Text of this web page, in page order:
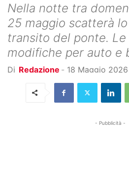
Nella notte tra
25 maggio scatterà
transito del ponte.
modifiche per auto e
Di Redazione - 18 Maggio 2026
- Pubblicità -